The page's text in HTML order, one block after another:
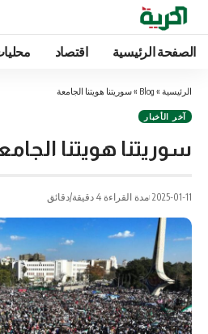
الصفحة الرئيسية اقتصاد
الرئيسية »
Blog
»سوريتنا هويتنا الجامعة
آخر الأخبار
سوريتنا هويتنا
2025-01-11 مدة القراءة 4 دقيقة/دقائق